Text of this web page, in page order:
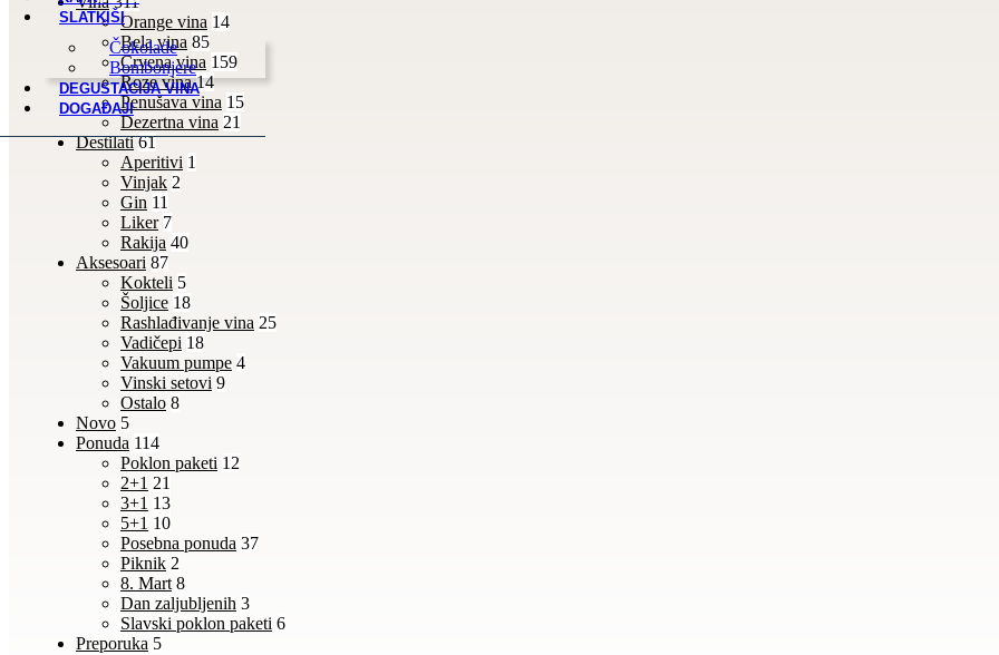
SLATKIŠI
Čokolade
Bombonjere
DEGUSTACIJA VINA
DOGAĐAJI
Orange vina 14
Bela vina 85
Crvena vina 159
Roze vina 14
Penušava vina 15
Dezertna vina 21
Destilati 61
Aperitivi 1
Vinjak 2
Gin 11
Liker 7
Rakija 40
Aksesoari 87
Kokteli 5
Šoljice 18
Rashlađivanje vina 25
Vadičepi 18
Vakuum pumpe 4
Vinski setovi 9
Ostalo 8
Novo 5
Ponuda 114
Poklon paketi 12
2+1 21
3+1 13
5+1 10
Posebna ponuda 37
Piknik 2
8. Mart 8
Dan zaljubljenih 3
Slavski poklon paketi 6
Preporuka 5